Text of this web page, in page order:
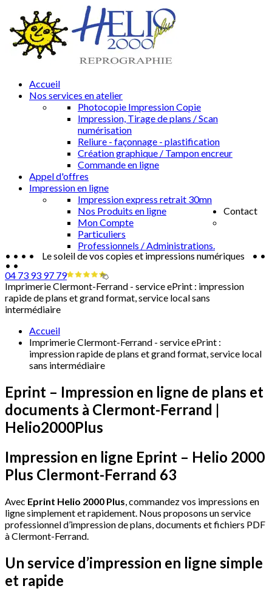
Accueil
Nos services en atelier
Photocopie Impression Copie
Impression, Tirage de plans / Scan
numérisation
Reliure - façonnage - plastification
Création graphique / Tampon encreur
Commande en ligne
Appel d'offres
Impression en ligne
Impression express retrait 30mn
Nos Produits en ligne
Mon Compte
Contact
Particuliers
Professionnels / Administrations.
• • • • Le soleil de vos copies et impressions numériques • •
• •
04 73 93 97 79
Imprimerie Clermont-Ferrand - service ePrint : impression
rapide de plans et grand format, service local sans
intermédiaire
Accueil
Imprimerie Clermont-Ferrand - service ePrint :
impression rapide de plans et grand format, service local
sans intermédiaire
Eprint – Impression en ligne de plans et
documents à Clermont-Ferrand |
Helio2000Plus
Impression en ligne Eprint – Helio 2000
Plus Clermont-Ferrand 63
Avec Eprint Helio 2000 Plus , commandez vos impressions en
ligne simplement et rapidement. Nous proposons un service
professionnel d’impression de plans, documents et fichiers PDF
à Clermont-Ferrand.
Un service d’impression en ligne simple
et rapide